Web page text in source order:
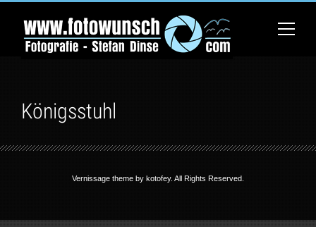
Königsstuhl
Vernissage theme by kotofey. All Rights Reserved.